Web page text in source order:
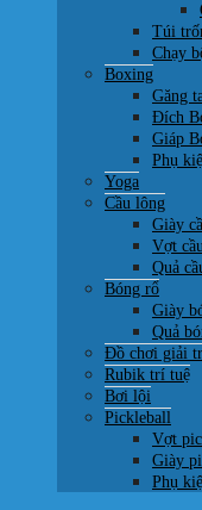
Túi
Chạy
Boxing
Găng
Đích
Giáp
Phụ
Yoga
Cầu lông
Giày
Vợt
Quả
Bóng rổ
Giày
Quả
Đồ chơi giải
Rubik trí tuệ
Bơi lội
Pickleball
Vợt
Giày
Phụ